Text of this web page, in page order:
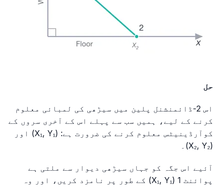
حل
اس 2-ڈائمنشنل پلین میں سیڑھی کی لمبائی معلوم
کرنے کے لیے، ہمیں سب سے پہلے اس کے آخری سروں کے
کوآرڈینیٹس معلوم کرنے کی ضرورت ہے: (X₁, Y₁) اور
(X₂, Y₂)۔
آئیے اس جگہ کو جہاں سیڑھی دیوار سے ملتی ہے
پوائنٹ 1 (X₁, Y₁) کے طور پر نامزد کریں، اور وہ